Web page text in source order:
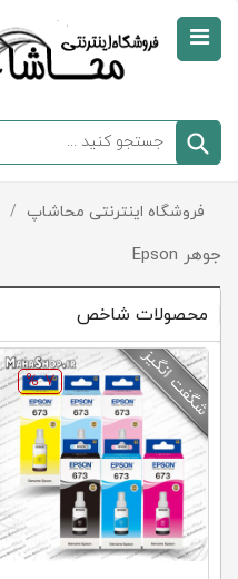
سبد
خالی
فروشگاه اینترنتی محاشاپ /
جوهر Epson
محصولات شاخص
7 %